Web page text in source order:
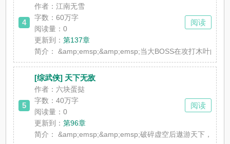
4
作者：江南无雪
字数：60万字
阅读量：0
更新到：第137章
简介：
&amp;emsp;&amp;emsp;当大BOSS在攻打木叶的时
阅读
5
[综武侠] 天下无敌
作者：六块蛋挞
字数：40万字
阅读量：0
更新到：第96章
简介：
&amp;emsp;&amp;emsp;破碎虚空后遨游天下，不
阅读